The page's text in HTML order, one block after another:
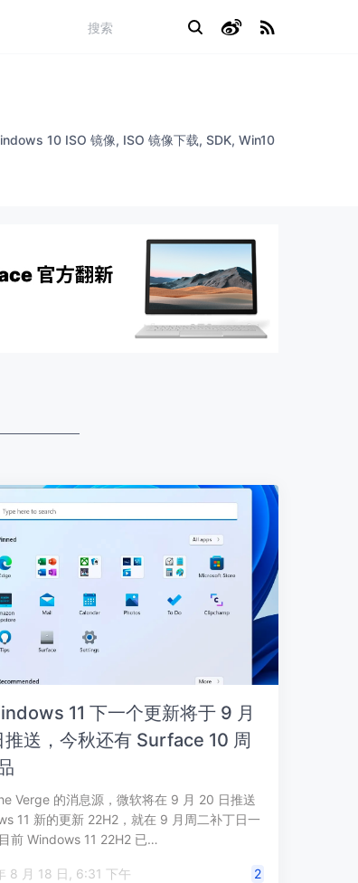
10 ISO 镜像, ISO 镜像下载, SDK, Win10
11 下一个更新将于 9 月
推送，今秋还有 Surface 10 周
Verge 的消息源，微软将在 9 月 20 日推送
11 新的更新 22H2，就在 9 月周二补丁日一
前 Windows 11 22H2 已…
2022 年 8 月 18 日, 6:31 下午 2